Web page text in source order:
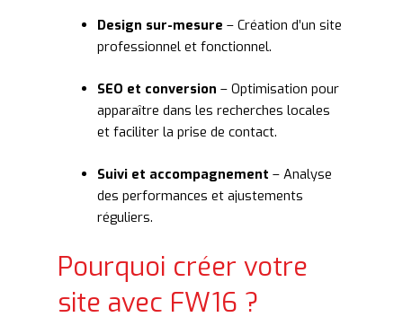
Design sur-mesure – Création d’un site
professionnel et fonctionnel.
SEO et conversion – Optimisation pour
apparaître dans les recherches locales
et faciliter la prise de contact.
Suivi et accompagnement – Analyse
des performances et ajustements
réguliers.
Pourquoi créer votre
site avec FW16 ?